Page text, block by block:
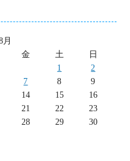
月
金 土
日
1
2
7 8
9
14 15
16
21 22
23
28 29
30